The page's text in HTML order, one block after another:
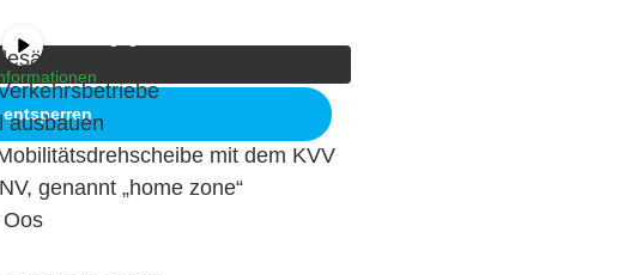
Schaltfläche unten. Bitte beachten Sie,
weitergegeben werden.
ausbauen
mit dem KVV
genannt „home zone“